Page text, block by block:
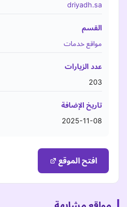
driyadh.sa
القسم
مواقع خدمات
عدد الزيارات
203
تاريخ الإضافة
2025-11-08
افتح الموقع